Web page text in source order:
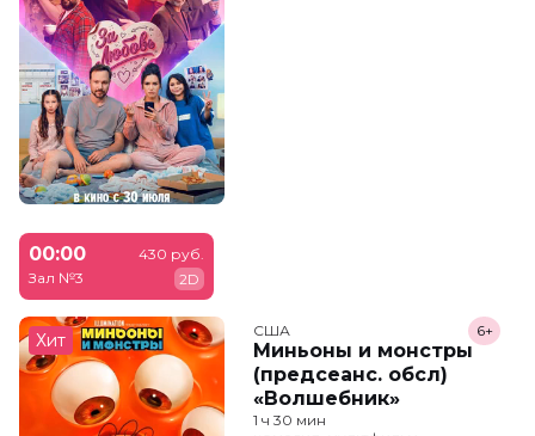
00:00
Зал №3
430 руб.
2D
Хит США
Миньоны и монстры
(предсеанс. обсл)
«Волшебник»
6+
1 ч 30 мин